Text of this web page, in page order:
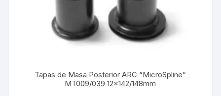
Tapas de Masa Posterior ARC “MicroSpline”
MT009/039 12×142/148mm